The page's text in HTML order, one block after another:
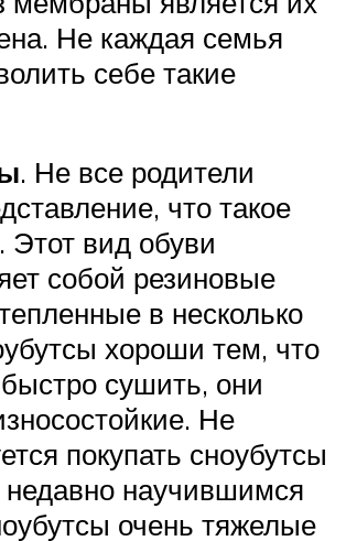
Не каждая семья
себе такие
. Не все родители
что такое
Этот вид обуви
собой резиновые
в несколько
хороши тем, что
сушить, они
Не
покупать сноубутсы
научившимся
очень тяжелые